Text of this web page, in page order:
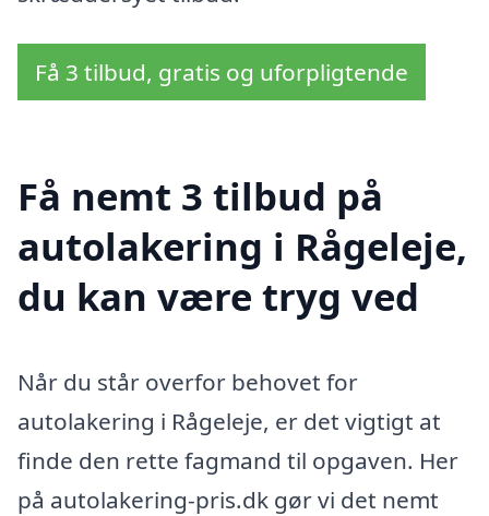
Få 3 tilbud, gratis og uforpligtende
Få nemt 3 tilbud på
autolakering i Rågeleje,
du kan være tryg ved
Når du står overfor behovet for
autolakering i Rågeleje, er det vigtigt at
finde den rette fagmand til opgaven. Her
på autolakering-pris.dk gør vi det nemt